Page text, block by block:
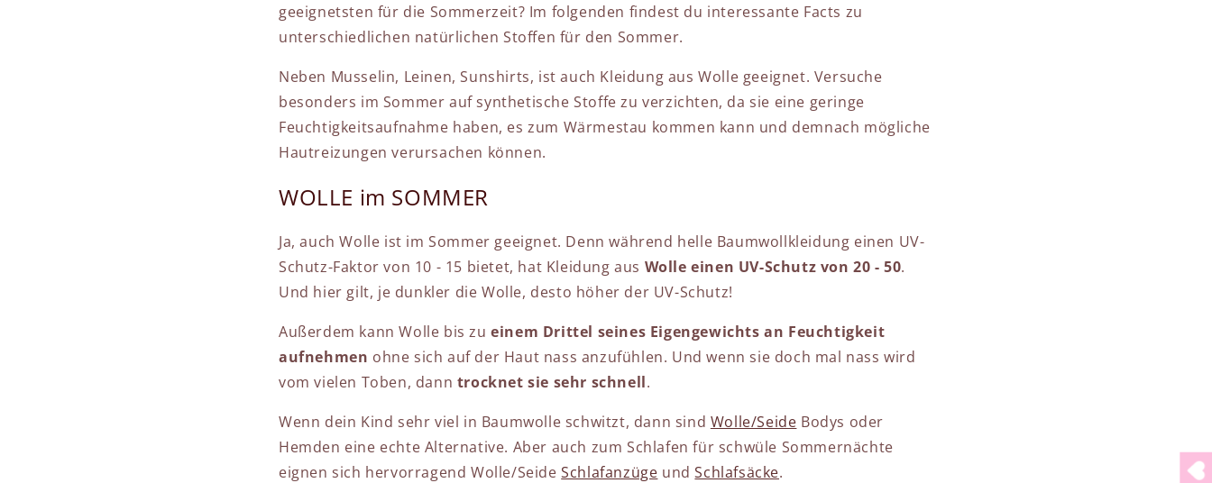
geeignetsten für die Sommerzeit? Im folgenden findest du interessante Facts zu
unterschiedlichen natürlichen Stoffen für den Sommer.
Neben Musselin, Leinen, Sunshirts, ist auch Kleidung aus Wolle geeignet. Versuche
besonders im Sommer auf synthetische Stoffe zu verzichten, da sie eine geringe
Feuchtigkeitsaufnahme haben, es zum Wärmestau kommen kann und demnach mögliche
Hautreizungen verursachen können.
WOLLE im SOMMER
Ja, auch Wolle ist im Sommer geeignet. Denn während helle Baumwollkleidung einen UV-
Schutz-Faktor von 10 - 15 bietet, hat Kleidung aus Wolle einen UV-Schutz von 20 - 50.
Und hier gilt, je dunkler die Wolle, desto höher der UV-Schutz!
Außerdem kann Wolle bis zueinem Drittel seines Eigengewichts an Feuchtigkeit
aufnehmen ohne sich auf der Haut nass anzufühlen. Und wenn sie doch mal nass wird
vom vielen Toben, dann trocknet sie sehr schnell.
Wenn dein Kind sehr viel in Baumwolle schwitzt, dann sind Wolle/Seide Bodys oder
Hemden eine echte Alternative. Aber auch zum Schlafen für schwüle Sommernächte
eignen sich hervorragend Wolle/SeideSchlafanzüge undSchlafsäcke.